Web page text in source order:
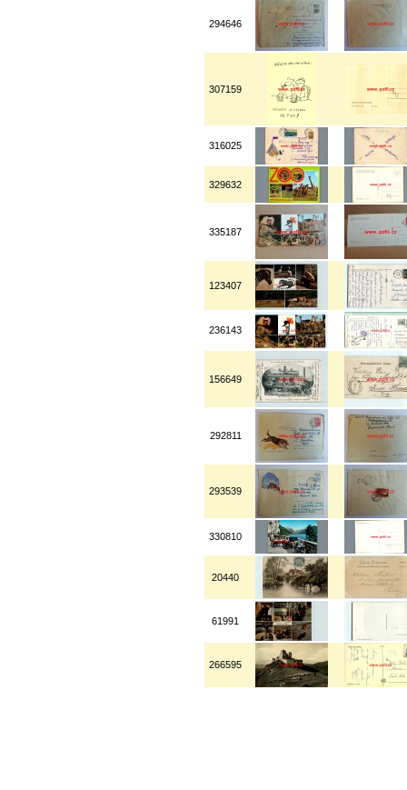
294646
307159
316025
329632
335187
123407
236143
156649
292811
293539
330810
20440
61991
266595